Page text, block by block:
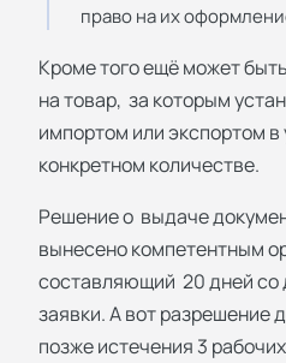
право на их
Кроме того ещё может
на товар, за которым
импортом или экспортом
конкретном количестве.
Решение о выдаче
вынесено компетентным
составляющий 20 дней со
заявки. А вот разрешение
позже истечения 3